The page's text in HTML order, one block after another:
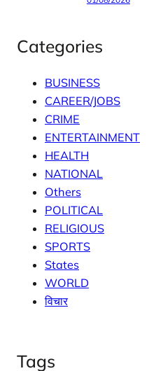
Categories
BUSINESS
CAREER/JOBS
CRIME
ENTERTAINMENT
HEALTH
NATIONAL
Others
POLITICAL
RELIGIOUS
SPORTS
States
WORLD
विचार
Tags